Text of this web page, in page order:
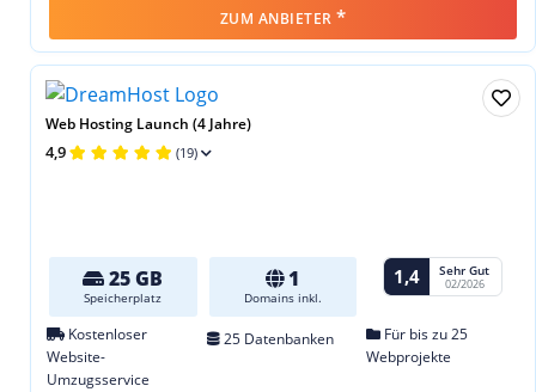
ZUM ANBIETER *
Web Hosting Launch (4 Jahre)
4,9 (19)
25 GB
Speicherplatz
1
Domains inkl.
1,4 Sehr Gut
02/2026
Kostenloser
Website-
Umzugsservice
25 Datenbanken
Für bis zu 25
Webprojekte